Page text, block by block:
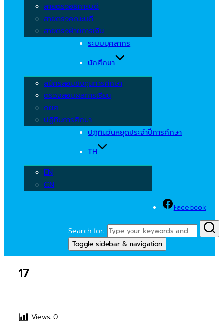
สายตรงอธิการบดี
สายตรงคณะบดี
สายตรงฝ่ายการเงิน
ระบบบุคลากร
นักศึกษา
สมัครสอบชิงทุนการศึกษา
ตรวจสอบผลการเรียน
กยศ.
ปฏิทินการศึกษา
ปฏิทินวันหยุดประจำปีการศึกษา
TH
EN
CN
Facebook
Search for:
Toggle sidebar & navigation
17
Views:0